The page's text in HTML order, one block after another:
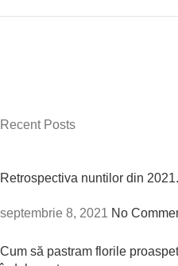
Recent Posts
Retrospectiva nuntilor din
septembrie 8, 2021 No
Cum să pastram florile